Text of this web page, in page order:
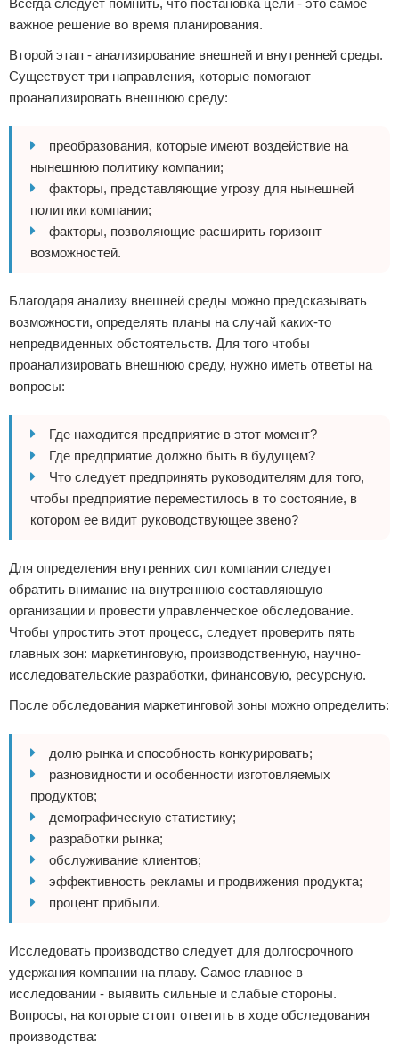
Всегда следует помнить, что постановка цели - это самое
важное решение во время планирования.
Второй этап - анализирование внешней и внутренней среды.
Существует три направления, которые помогают
проанализировать внешнюю среду:
преобразования, которые имеют воздействие на
нынешнюю политику компании;
факторы, представляющие угрозу для нынешней
политики компании;
факторы, позволяющие расширить горизонт
возможностей.
Благодаря анализу внешней среды можно предсказывать
возможности, определять планы на случай каких-то
непредвиденных обстоятельств. Для того чтобы
проанализировать внешнюю среду, нужно иметь ответы на
вопросы:
Где находится предприятие в этот момент?
Где предприятие должно быть в будущем?
Что следует предпринять руководителям для того,
чтобы предприятие переместилось в то состояние, в
котором ее видит руководствующее звено?
Для определения внутренних сил компании следует
обратить внимание на внутреннюю составляющую
организации и провести управленческое обследование.
Чтобы упростить этот процесс, следует проверить пять
главных зон: маркетинговую, производственную, научно-
исследовательские разработки, финансовую, ресурсную.
После обследования маркетинговой зоны можно определить:
долю рынка и способность конкурировать;
разновидности и особенности изготовляемых
продуктов;
демографическую статистику;
разработки рынка;
обслуживание клиентов;
эффективность рекламы и продвижения продукта;
процент прибыли.
Исследовать производство следует для долгосрочного
удержания компании на плаву. Самое главное в
исследовании - выявить сильные и слабые стороны.
Вопросы, на которые стоит ответить в ходе обследования
производства: